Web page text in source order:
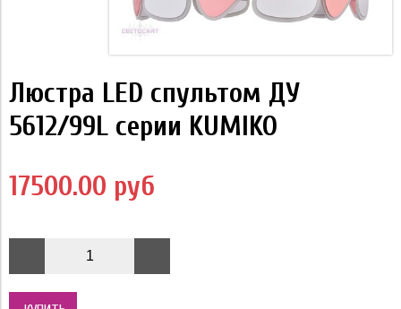
Люстра LED спультом ДУ
5612/99L серии KUMIKO
17500.00 руб